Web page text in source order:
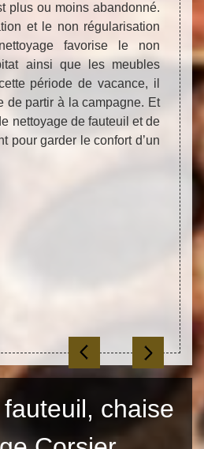
plus ou moins abandonné.
et le non régularisation
favorise le non
ainsi que les meubles
période de vacance, il
de partir à la campagne. Et
nettoyage de fauteuil et de
pour garder le confort d’un
les
site
chaise